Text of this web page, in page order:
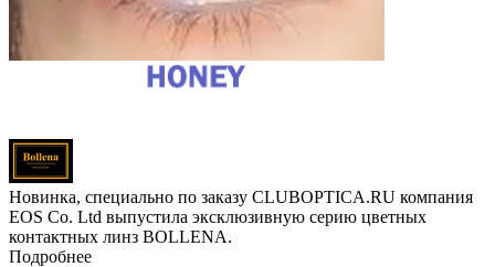
Новинка, специально по заказу CLUBOPTICA.RU компания
EOS Co. Ltd выпустила эксклюзивную серию цветных
контактных линз BOLLENA.
Подробнее